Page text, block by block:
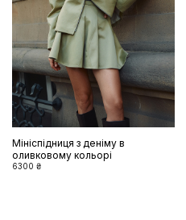
Мініспідниця з деніму в
оливковому кольорі
6300 ₴